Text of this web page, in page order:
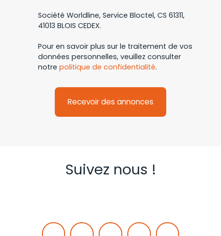
Société Worldline, Service Bloctel, CS 61311,
41013 BLOIS CEDEX.
Pour en savoir plus sur le traitement de vos
données personnelles, veuillez consulter
notre politique de confidentialité.
Recevoir des annonces
Suivez nous !